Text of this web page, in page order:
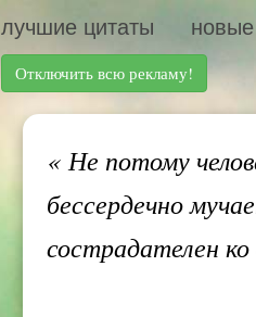
лучшие цитаты новые
Отключить всю рекламу!
«Не потому
бессердечно
сострадателен